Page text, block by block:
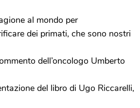
al mondo per
dei primati, che sono nostri
dell’oncologo Umberto
del libro di Ugo Riccarelli,